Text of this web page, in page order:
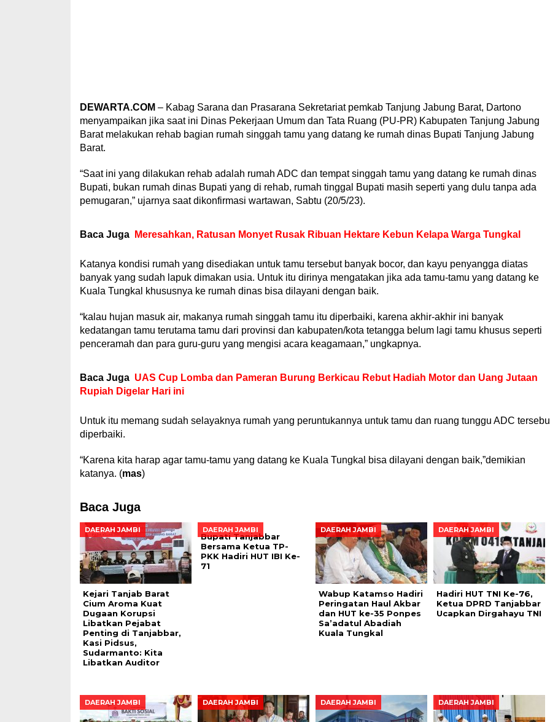
DEWARTA.COM – Kabag Sarana dan Prasarana Sekretariat pemkab Tanjung Jabung Barat, Dartono
menyampaikan jika saat ini Dinas Pekerjaan Umum dan Tata Ruang (PU-PR) Kabupaten Tanjung Jabung
Barat melakukan rehab bagian rumah singgah tamu yang datang ke rumah dinas Bupati Tanjung Jabung
Barat.
“Saat ini yang dilakukan rehab adalah rumah ADC dan tempat singgah tamu yang datang ke rumah dinas
Bupati, bukan rumah dinas Bupati yang di rehab, rumah tinggal Bupati masih seperti yang dulu tanpa ada
pemugaran,” ujarnya saat dikonfirmasi wartawan, Sabtu (20/5/23).
Baca Juga Meresahkan, Ratusan Monyet Rusak Ribuan Hektare Kebun Kelapa Warga Tungkal
Katanya kondisi rumah yang disediakan untuk tamu tersebut banyak bocor, dan kayu penyangga diatas
banyak yang sudah lapuk dimakan usia. Untuk itu dirinya mengatakan jika ada tamu-tamu yang datang ke
Kuala Tungkal khususnya ke rumah dinas bisa dilayani dengan baik.
“kalau hujan masuk air, makanya rumah singgah tamu itu diperbaiki, karena akhir-akhir ini banyak
kedatangan tamu terutama tamu dari provinsi dan kabupaten/kota tetangga belum lagi tamu khusus seperti
penceramah dan para guru-guru yang mengisi acara keagamaan,” ungkapnya.
Baca Juga UAS Cup Lomba dan Pameran Burung Berkicau Rebut Hadiah Motor dan Uang Jutaan
Rupiah Digelar Hari ini
Untuk itu memang sudah selayaknya rumah yang peruntukannya untuk tamu dan ruang tunggu ADC
diperbaiki.
“Karena kita harap agar tamu-tamu yang datang ke Kuala Tungkal bisa dilayani dengan baik,”demikian
katanya. (mas)
Baca Juga
DAERAH JAMBI
Kejari Tanjab Barat
Cium Aroma Kuat
Dugaan Korupsi
Libatkan Pejabat
Penting di Tanjabbar,
Kasi Pidsus,
Sudarmanto: Kita
Libatkan Auditor
DAERAH JAMBI
Bupati Tanjabbar
Bersama Ketua TP-
PKK Hadiri HUT IBI Ke-
71
DAERAH JAMBI
Wabup Katamso Hadiri
Peringatan Haul Akbar
dan HUT ke-35 Ponpes
Sa’adatul Abadiah
Kuala Tungkal
DAERAH JAMBI
Hadiri HUT TNI Ke-76,
Ketua DPRD Tanjabbar
Ucapkan Dirgahayu TNI
DAERAH JAMBI DAERAH JAMBI DAERAH JAMBI DAERAH JAMBI